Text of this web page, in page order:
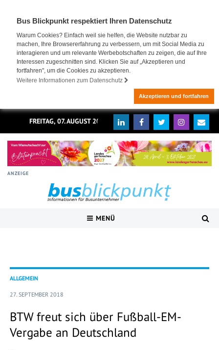
Bus Blickpunkt respektiert Ihren Datenschutz
Warum Cookies? Einfach weil sie helfen, die Website nutzbar zu
machen, Ihre Browsererfahrung zu verbessern, um mit Social Media zu
interagieren und um relevante Werbebotschaften zu zeigen, die auf Ihre
Interessen zugeschnitten sind. Klicken Sie auf „Akzeptieren und
fortfahren", um die Cookies zu akzeptieren.
Weitere Informationen zum Datenschutz
Akzeptieren und fortfahren
FREITAG, 07. AUGUST 2026
ANZEIGE
MENÜ
ALLGEMEIN
27. SEPTEMBER 2018
BTW freut sich über Fußball-EM-
Vergabe an Deutschland